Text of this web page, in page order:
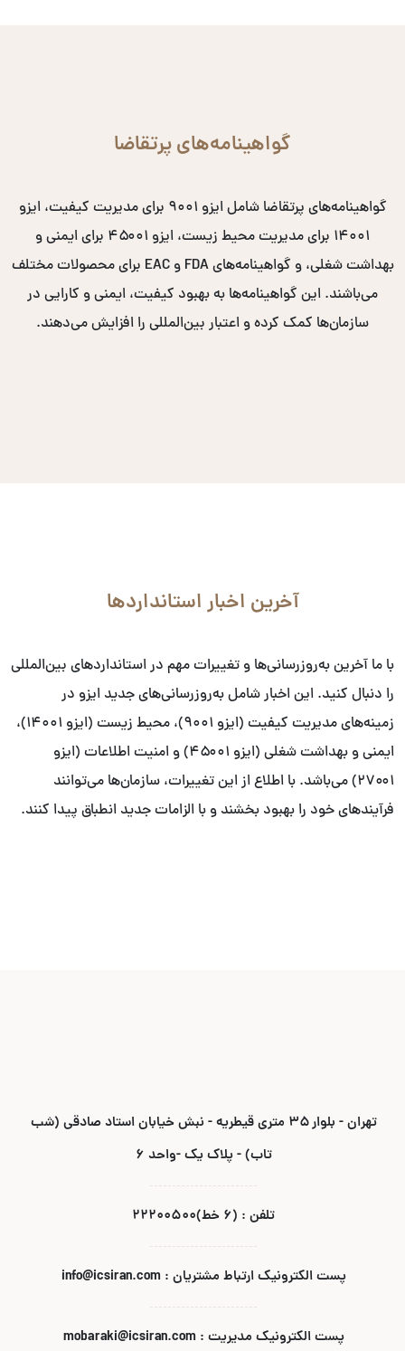
گواهینامه‌های پرتقاضا
گواهینامه‌های پرتقاضا شامل ایزو ۹۰۰۱ برای مدیریت کیفیت، ایزو
۱۴۰۰۱ برای مدیریت محیط زیست، ایزو ۴۵۰۰۱ برای ایمنی و
بهداشت شغلی، و گواهینامه‌های FDA و EAC برای محصولات مختلف
می‌باشند. این گواهینامه‌ها به بهبود کیفیت، ایمنی و کارایی در
سازمان‌ها کمک کرده و اعتبار بین‌المللی را افزایش می‌دهند.
آخرین اخبار استانداردها
با ما آخرین به‌روزرسانی‌ها و تغییرات مهم در استانداردهای بین‌المللی
را دنبال کنید. این اخبار شامل به‌روزرسانی‌های جدید ایزو در
زمینه‌های مدیریت کیفیت (ایزو ۹۰۰۱)، محیط زیست (ایزو ۱۴۰۰۱)،
ایمنی و بهداشت شغلی (ایزو ۴۵۰۰۱) و امنیت اطلاعات (ایزو
۲۷۰۰۱) می‌باشد. با اطلاع از این تغییرات، سازمان‌ها می‌توانند
فرآیندهای خود را بهبود بخشند و با الزامات جدید انطباق پیدا کنند.
تهران - بلوار ۳۵ متری قیطریه - نبش خیابان استاد صادقی (شب
تاب) - پلاک یک -واحد ۶
تلفن : (۶ خط)۲۲۲۰۰۵۰۰
پست الکترونیک ارتباط مشتریان : info@icsiran.com
پست الکترونیک مدیریت : mobaraki@icsiran.com